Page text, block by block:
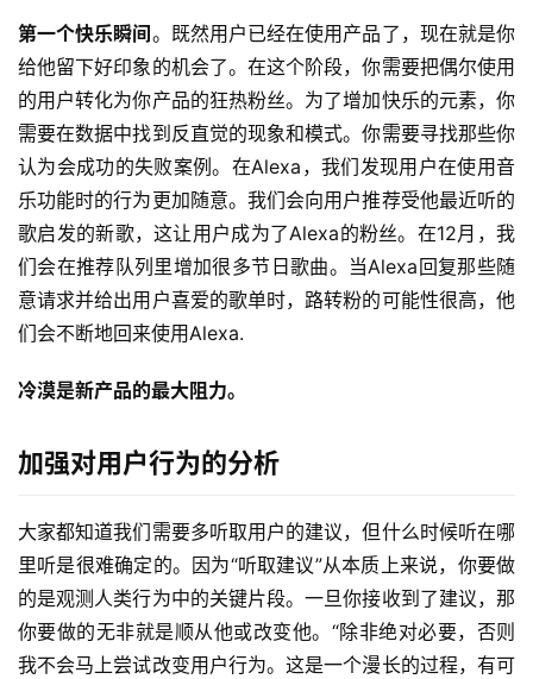
第一个快乐瞬间 。既然用户已经在使用产品了，现在就是你
给他留下好印象的机会了。在这个阶段，你需要把偶尔使用
的用户转化为你产品的狂热粉丝。为了增加快乐的元素，你
需要在数据中找到反直觉的现象和模式。你需要寻找那些你
认为会成功的失败案例。在Alexa，我们发现用户在使用音
乐功能时的行为更加随意。我们会向用户推荐受他最近听的
歌启发的新歌，这让用户成为了Alexa的粉丝。在12月，我
们会在推荐队列里增加很多节日歌曲。当Alexa回复那些随
意请求并给出用户喜爱的歌单时，路转粉的可能性很高，他
们会不断地回来使用Alexa.
冷漠是新产品的最大阻力。
加强对用户行为的分析
大家都知道我们需要多听取用户的建议，但什么时候听在哪
里听是很难确定的。因为“听取建议”从本质上来说，你要做
的是观测人类行为中的关键片段。一旦你接收到了建议，那
你要做的无非就是顺从他或改变他。“除非绝对必要，否则
我不会马上尝试改变用户行为。这是一个漫长的过程，有可